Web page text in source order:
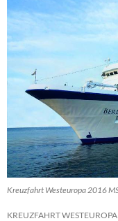
Kreuzfahrt Westeuropa 2016
KREUZFAHRT WESTEUROPA